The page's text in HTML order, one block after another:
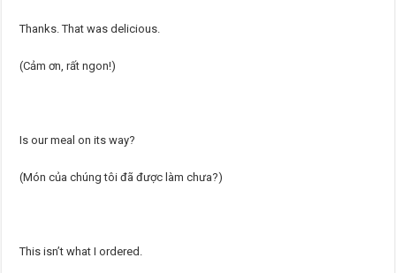
Thanks. That was delicious.
(Cảm ơn, rất ngon!)
Is our meal on its way?
(Món của chúng tôi đã được làm chưa?)
This isn’t what I ordered.